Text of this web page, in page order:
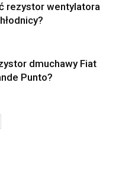
rezystor wentylatora
dmuchawy Fiat
Punto?